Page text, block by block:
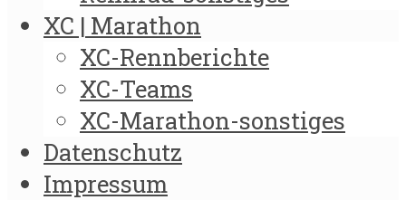
XC | Marathon
XC-Rennberichte
XC-Teams
XC-Marathon-sonstiges
Datenschutz
Impressum